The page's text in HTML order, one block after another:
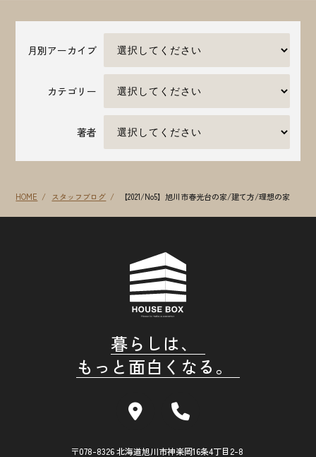
月別アーカイブ
カテゴリー
著者
HOME スタッフブログ 【2021/No5】旭川市春光台の家/建て方/理想の家
暮らしは、
もっと面白くなる。
〒078-8326 北海道旭川市神楽岡16条4丁目2-8